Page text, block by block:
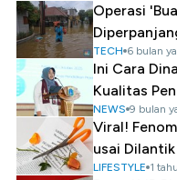
Operasi
TECH 6 bulan
Ini Cara
Kualitas
NEWS 9 bulan
Viral!
usai Dilantik
LIFESTYLE 1